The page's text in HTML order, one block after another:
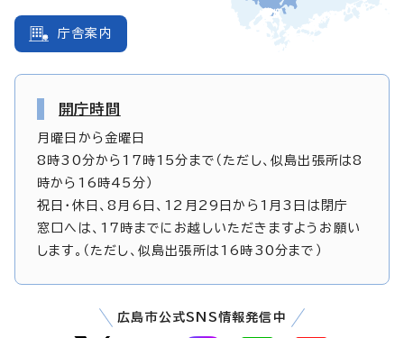
庁舎案内
開庁時間
月曜日から金曜日
8時30分から17時15分まで（ただし、似島出張所は8
時から16時45分）
祝日・休日、8月6日、12月29日から1月3日は閉庁
窓口へは、17時までにお越しいただきますようお願い
します。（ただし、似島出張所は16時30分まで）
広島市公式SNS情報発信中